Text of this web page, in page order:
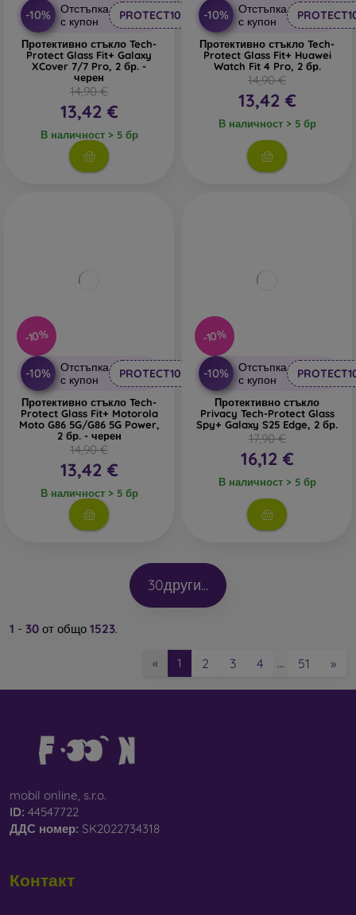
-10%
Отстъпка
с купон
PROTECT10
Протективно стъкло Tech-
Protect Glass Fit+ Galaxy
XCover 7/7 Pro, 2 бр. -
черен
14,90 €
13,42 €
В наличност > 5 бр
-10%
Отстъпка
с купон
Протективно стъкло Tech-
Protect Glass Fit+ Huawei
Watch Fit 4 Pro, 2 бр.
14,90 €
13,42 €
В наличност > 5 бр
-10%
-10%
Отстъпка
с купон
PROTECT10
Протективно стъкло Tech-
Protect Glass Fit+ Motorola
Moto G86 5G/G86 5G Power,
2 бр. - черен
14,90 €
13,42 €
В наличност > 5 бр
-10%
-10%
Отстъпка
с купон
Протективно стъкло
Privacy Tech-Protect Glass
Spy+ Galaxy S25 Edge, 2 бр.
17,90 €
16,12 €
В наличност > 5 бр
30други...
1 - 30 от общо 1523.
« 1 2 3 4 … 51 »
mobil online, s.r.o.
ID: 44547722
ДДС ​​номер: SK2022734318
Контакт